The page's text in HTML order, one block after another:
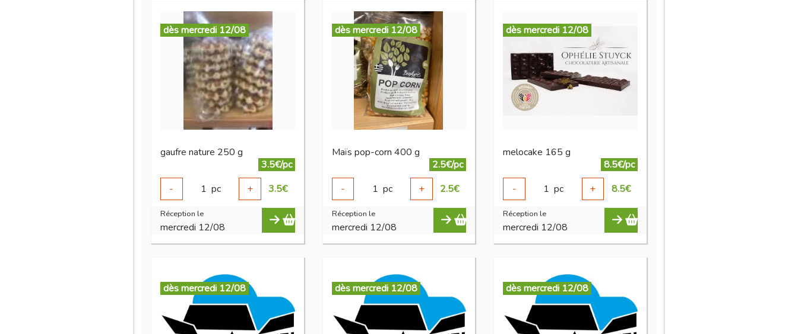
dès mercredi 12/08
gaufre nature 250 g
3.5€/pc
-
1 pc + 3.5€
Réception le
mercredi 12/08
dès mercredi 12/08
Maïs pop-corn 400 g
2.5€/pc
-
1 pc + 2.5€
Réception le
mercredi 12/08
dès mercredi 12/08
melocake 165 g
8.5€/pc
-
1 pc + 8.5€
Réception le
mercredi 12/08
dès mercredi 12/08 dès mercredi 12/08 dès mercredi 12/08